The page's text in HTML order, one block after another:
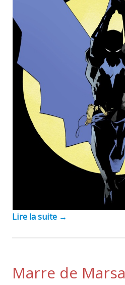
Lire la suite →
Marre de Marsa